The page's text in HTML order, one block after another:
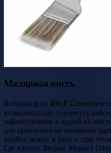
Малярная кисть
Rollingdog от 400 ₽
возможностью повернуть
зафиксировать в одной из
для крепления на малярные
удобно лежит в руке и при
Где купить Яндекс Маркет